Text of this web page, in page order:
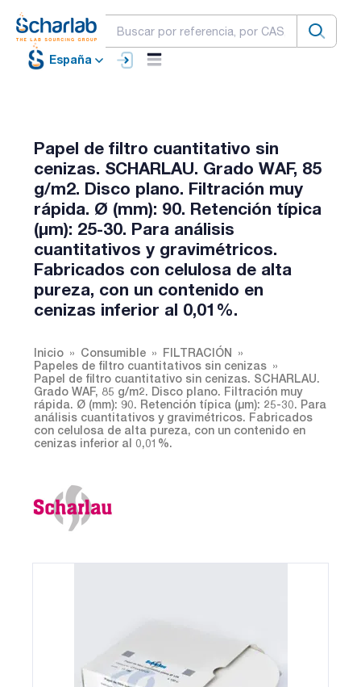
España
Papel de filtro cuantitativo sin
cenizas. SCHARLAU. Grado WAF, 85
g/m2. Disco plano. Filtración muy
rápida. Ø (mm): 90. Retención típica
(µm): 25-30. Para análisis
cuantitativos y gravimétricos.
Fabricados con celulosa de alta
pureza, con un contenido en
cenizas inferior al 0,01%.
Inicio Consumible
FILTRACIÓN
Papeles de filtro cuantitativos sin cenizas
Papel de filtro cuantitativo sin cenizas. SCHARLAU.
Grado WAF, 85 g/m2. Disco plano. Filtración muy
rápida. Ø (mm): 90. Retención típica (µm): 25-30. Para
análisis cuantitativos y gravimétricos. Fabricados
con celulosa de alta pureza, con un contenido en
cenizas inferior al 0,01%.